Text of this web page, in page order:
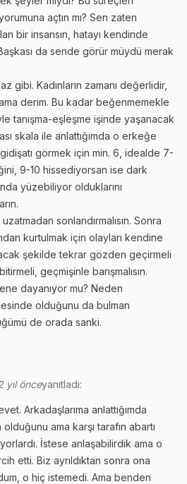
açtın mı? Sen zaten
bir insansın, hatayı kendinde
da sende görür müydü merak
gibi. Kadınların zamanı değerlidir,
derim. Bu kadar beğenmemekle
tanışma-eşleşme işinde yaşanacak
skala ile anlattığımda o erkeğe
görmek için min. 6, idealde 7-
9-10 hissediyorsan ise dark
yüzebiliyor olduklarını
sonlandırmalısın. Sonra
kurtulmak için olayları kendine
şekilde tekrar gözden geçirmeli
geçmişinle barışmalısın.
dayanıyor mu? Neden
olduğunu da bulman
de orada sanki.
yıl önceyanıtladı:
Arkadaşlarıma anlattığımda
olduğunu ama karşı tarafın abartı
İstese anlaşabilirdik ama o
etti. Biz ayrıldıktan sonra ona
o hiç istemedi. Ama benden